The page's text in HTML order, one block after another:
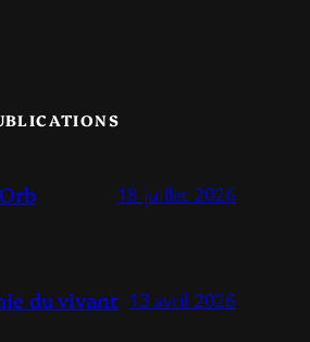
18 juillet 2026
du vivant 13 avril 2026